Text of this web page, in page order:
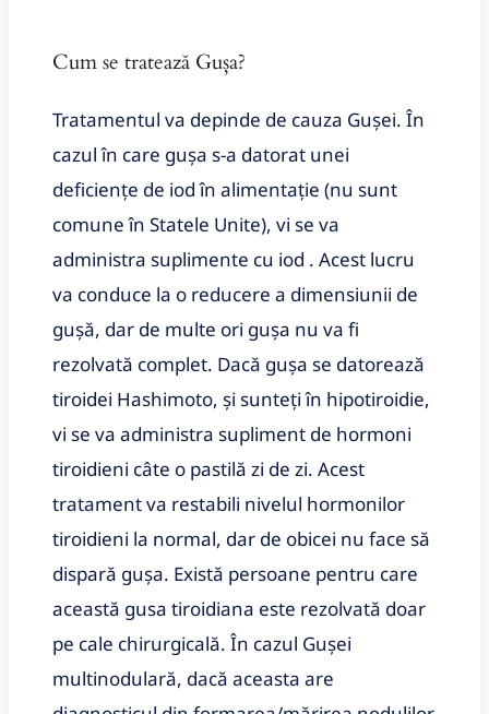
Cum se tratează Gușa?
Tratamentul va depinde de cauza Gușei. În
cazul în care gușa s-a datorat unei
deficiențe de iod în alimentație (nu sunt
comune în Statele Unite), vi se va
administra suplimente cu iod . Acest lucru
va conduce la o reducere a dimensiunii de
gușă, dar de multe ori gușa nu va fi
rezolvată complet. Dacă gușa se datorează
tiroidei Hashimoto, și sunteți în hipotiroidie,
vi se va administra supliment de hormoni
tiroidieni câte o pastilă zi de zi. Acest
tratament va restabili nivelul hormonilor
tiroidieni la normal, dar de obicei nu face să
dispară gușa. Există persoane pentru care
această gusa tiroidiana este rezolvată doar
pe cale chirurgicală. În cazul Gușei
multinodulară, dacă aceasta are